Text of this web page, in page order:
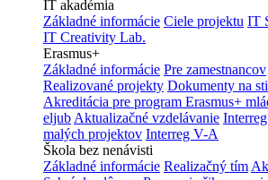
IT akadémia
Základné informácie Ciele projektu IT
IT Creativity Lab.
Erasmus+
Základné informácie Pre zamestnancov
Realizované projekty Dokumenty na
Akreditácia pre program Erasmus+
eljub Aktualizačné vzdelávanie
malých projektov Interreg V-A
Škola bez nenávisti
Základné informácie Realizačný tím